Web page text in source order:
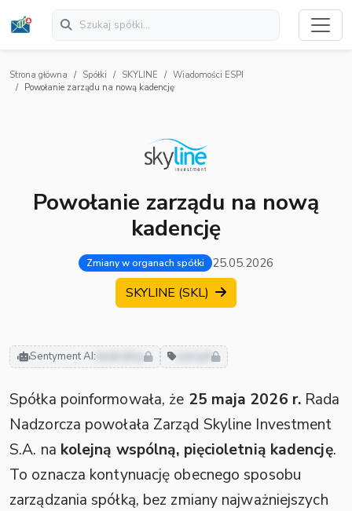
Strona główna Spółki SKYLINE
Wiadomości ESPI
Powołanie zarządu na nową kadencję
Powołanie zarządu na nową
kadencję
Zmiany w organach spółki 25.05.2026
SKYLINE (SKL)
Sentyment AI: neutralny zarząd
Spółka poinformowała, że 25 maja 2026 r. Rada
Nadzorcza powołała Zarząd Skyline Investment
S.A. na kolejną wspólną, pięcioletnią kadencję.
To oznacza kontynuację obecnego sposobu
zarządzania spółką, bez zmiany najważniejszych